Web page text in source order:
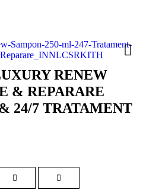
RENEW
& REPARARE
24/7 TRATAMENT